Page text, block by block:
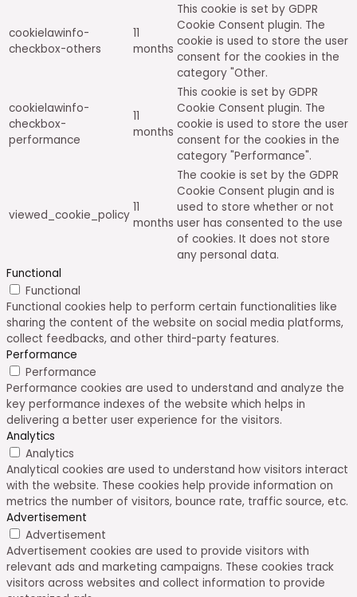
cookielawinfo-
checkbox-others
11
months
This cookie is set by GDPR
Cookie Consent plugin. The
cookie is used to store the user
consent for the cookies in the
category "Other.
cookielawinfo-
checkbox-
performance
11
months
This cookie is set by GDPR
Cookie Consent plugin. The
cookie is used to store the user
consent for the cookies in the
category "Performance".
viewed_cookie_policy
11
months
The cookie is set by the GDPR
Cookie Consent plugin and is
used to store whether or not
user has consented to the use
of cookies. It does not store
any personal data.
Functional
Functional
Functional cookies help to perform certain functionalities like
sharing the content of the website on social media platforms,
collect feedbacks, and other third-party features.
Performance
Performance
Performance cookies are used to understand and analyze the
key performance indexes of the website which helps in
delivering a better user experience for the visitors.
Analytics
Analytics
Analytical cookies are used to understand how visitors interact
with the website. These cookies help provide information on
metrics the number of visitors, bounce rate, traffic source, etc.
Advertisement
Advertisement
Advertisement cookies are used to provide visitors with
relevant ads and marketing campaigns. These cookies track
visitors across websites and collect information to provide